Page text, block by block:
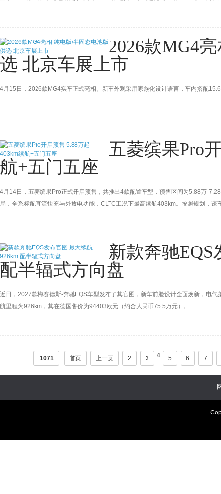
2026款MG4
选 北京车展上市
4月15日，2026款MG4实车正式亮相。新车外观采用家族化设计语言，车内搭配
五菱缤果Pro
航+五门五座
4月14日，五菱缤果Pro正式开启预售，共推出4款配置车型，预售区间为5.88万-
局，全系标配直流快充与外放电功能，CLTC工况下最高续航403km。按照规划，该
新款奔驰EQS
配半辐式方向盘
近日，2027款梅赛德斯-奔驰EQS车型发布了其官图，新车前脸设计全面焕新，电
航里程为926km，其在德国售价为94403欧元（约合人民币75.5万元）。
1071 首页 上一页 2 3 4 5 6 7